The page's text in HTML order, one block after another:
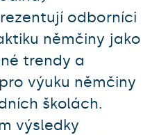
odborníci
němčiny jako
trendy a
výuku němčiny
školách.
výsledky